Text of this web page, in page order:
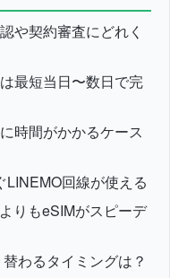
や契約審査にどれく
最短当日〜数日で完
時間がかかるケース
回線が使える
りもeSIMがスピーデ
わるタイミングは？